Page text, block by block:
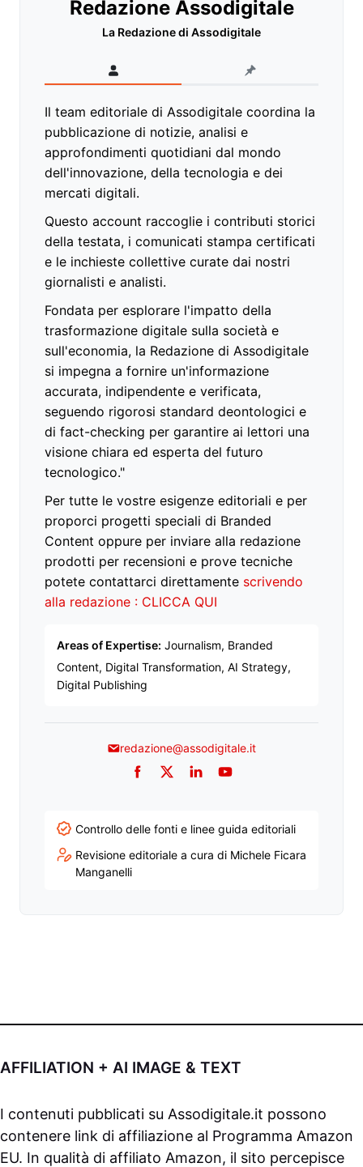
Redazione Assodigitale
La Redazione di Assodigitale
Il team editoriale di Assodigitale coordina la
pubblicazione di notizie, analisi e
approfondimenti quotidiani dal mondo
dell'innovazione, della tecnologia e dei
mercati digitali.
Questo account raccoglie i contributi storici
della testata, i comunicati stampa certificati
e le inchieste collettive curate dai nostri
giornalisti e analisti.
Fondata per esplorare l'impatto della
trasformazione digitale sulla società e
sull'economia, la Redazione di Assodigitale
si impegna a fornire un'informazione
accurata, indipendente e verificata,
seguendo rigorosi standard deontologici e
di fact-checking per garantire ai lettori una
visione chiara ed esperta del futuro
tecnologico."
Per tutte le vostre esigenze editoriali e per
proporci progetti speciali di Branded
Content oppure per inviare alla redazione
prodotti per recensioni e prove tecniche
potete contattarci direttamente scrivendo
alla redazione : CLICCA QUI
Areas of Expertise: Journalism, Branded
Content, Digital Transformation, AI Strategy,
Digital Publishing
redazione@assodigitale.it
Facebook
TwitterLinkedInYouTube
Controllo delle fonti e linee guida editoriali
Revisione editoriale a cura di Michele Ficara
Manganelli
AFFILIATION + AI IMAGE & TEXT
I contenuti pubblicati su Assodigitale.it possono
contenere link di affiliazione al Programma Amazon
EU. In qualità di affiliato Amazon, il sito percepisce